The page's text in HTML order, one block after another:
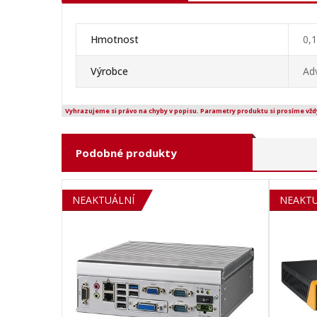
Hmotnost
Výrobce
Vyhrazujeme si právo na chyby v popisu. Parametry produktu si prosíme
Podobné produkty
NEAKTUÁLNÍ SOLD